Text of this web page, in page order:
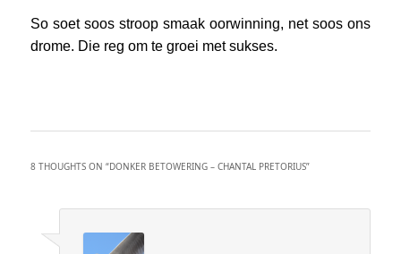
So soet soos stroop smaak oorwinning, net soos ons
drome. Die reg om te groei met sukses.
8 THOUGHTS ON “DONKER BETOWERING – CHANTAL PRETORIUS”